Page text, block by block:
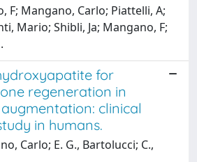
F; Mangano, Carlo; Piattelli, A;
Mario; Shibli, Ja; Mangano, F;
for
regeneration in
clinical
in humans.
Carlo; E. G., Bartolucci; C.,